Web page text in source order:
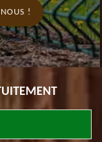
!